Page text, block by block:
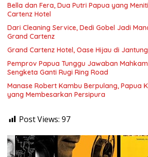
Bella dan Fera, Dua Putri Papua yang
Cartenz Hotel
Dari Cleaning Service, Dedi Gobel Jadi
Grand Cartenz
Grand Cartenz Hotel, Oase Hijau di
Pemprov Papua Tunggu Jawaban
Sengketa Ganti Rugi Ring Road
Manase Robert Kambu Berpulang, Papua
yang Membesarkan Persipura
Post Views: 97